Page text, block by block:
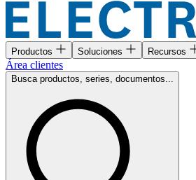
Productos Soluciones Recursos
Área clientes
Busca productos, series, documentos...